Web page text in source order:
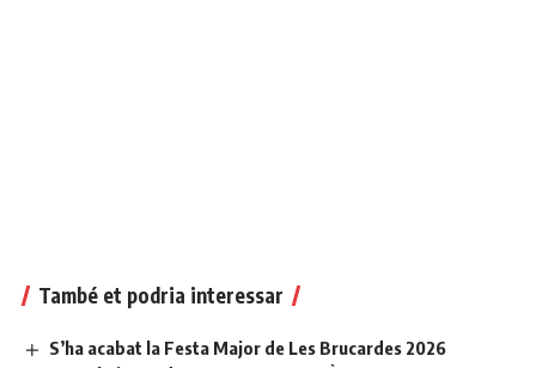
També et podria interessar
S’ha acabat la Festa Major de Les Brucardes 2026